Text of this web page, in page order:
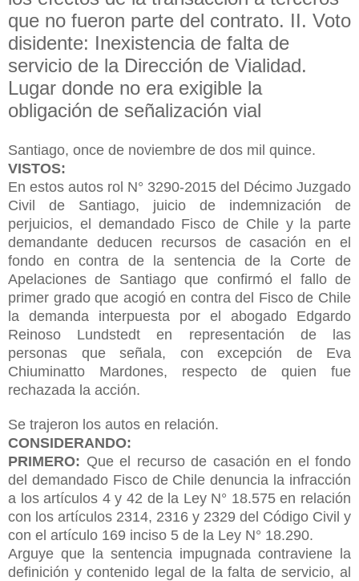
que no fueron parte del contrato. II. Voto
disidente: Inexistencia de falta de
servicio de la Dirección de Vialidad.
Lugar donde no era exigible la
obligación de señalización vial
Santiago, once de noviembre de dos mil quince.
VISTOS:
En estos autos rol N° 3290-2015 del Décimo Juzgado
Civil de Santiago, juicio de indemnización de
perjuicios, el demandado Fisco de Chile y la parte
demandante deducen recursos de casación en el
fondo en contra de la sentencia de la Corte de
Apelaciones de Santiago que confirmó el fallo de
primer grado que acogió en contra del Fisco de Chile
la demanda interpuesta por el abogado Edgardo
Reinoso Lundstedt en representación de las
personas que señala, con excepción de Eva
Chiuminatto Mardones, respecto de quien fue
rechazada la acción.
Se trajeron los autos en relación.
CONSIDERANDO:
PRIMERO: Que el recurso de casación en el fondo
del demandado Fisco de Chile denuncia la infracción
a los artículos 4 y 42 de la Ley N° 18.575 en relación
con los artículos 2314, 2316 y 2329 del Código Civil y
con el artículo 169 inciso 5 de la Ley N° 18.290.
Arguye que la sentencia impugnada contraviene la
definición y contenido legal de la falta de servicio, al